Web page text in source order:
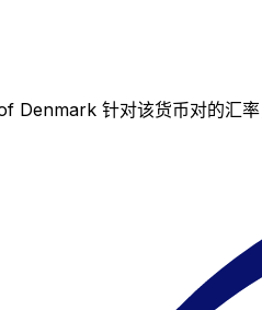
针对该货币对的汇率